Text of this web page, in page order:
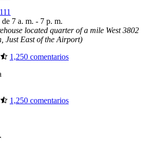
7 a. m. - 7 p. m.
located quarter of a mile West 3802
Just East of the Airport)
1,250 comentarios
1,250 comentarios